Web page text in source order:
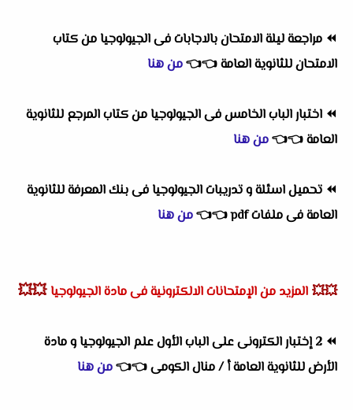
⏪ مراجعة ليلة الامتحان بالاجابات فى الجيولوجيا من كتاب
الامتحان للثانوية العامة👈
👈من هنا
⏪ اختبار الباب الخامس فى الجيولوجيا من كتاب المرجع للثانوية
العامة👈
👈من هنا
⏪ تحميل اسئلة و تدريبات الجيولوجيا فى بنك المعرفة للثانوية
العامة فى ملفات pdf
👈
👈من هنا
💥💥 المزيد من الإمتحانات الالكترونية فى مادة الجيولوجيا 💥💥
⏪
2 إختبار الكترونى على الباب الأول علم الجيولوجيا و مادة
الأرض للثانوية العامة أ / منال الكومى👈
👈من هنا